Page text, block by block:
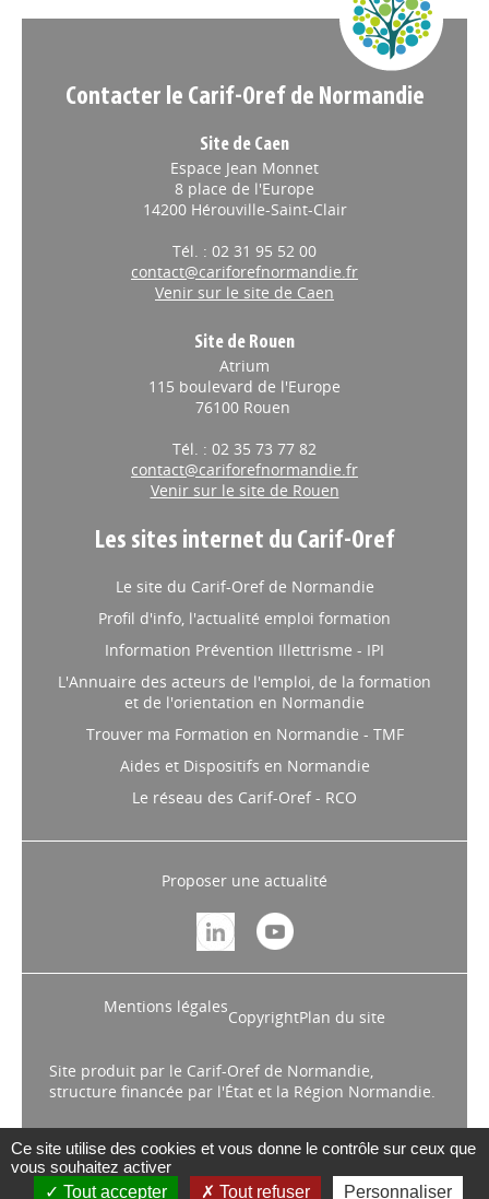
Contacter le Carif-Oref de Normandie
Site de Caen
Espace Jean Monnet
8 place de l'Europe
14200 Hérouville-Saint-Clair
Tél. : 02 31 95 52 00
contact@cariforefnormandie.fr
Venir sur le site de Caen
Site de Rouen
Atrium
115 boulevard de l'Europe
76100 Rouen
Tél. : 02 35 73 77 82
contact@cariforefnormandie.fr
Venir sur le site de Rouen
Les sites internet du Carif-Oref
Le site du Carif-Oref de Normandie
Profil d'info, l'actualité emploi formation
Information Prévention Illettrisme - IPI
L'Annuaire des acteurs de l'emploi, de la formation
et de l'orientation en Normandie
Trouver ma Formation en Normandie - TMF
Aides et Dispositifs en Normandie
Le réseau des Carif-Oref - RCO
Proposer une actualité
Mentions légales
CopyrightPlan du site
Site produit par le Carif-Oref de Normandie,
structure financée par l'État et la Région Normandie.
Ce site utilise des cookies et vous donne le contrôle sur ceux que
vous souhaitez activer
Tout accepter
Tout refuser Personnaliser